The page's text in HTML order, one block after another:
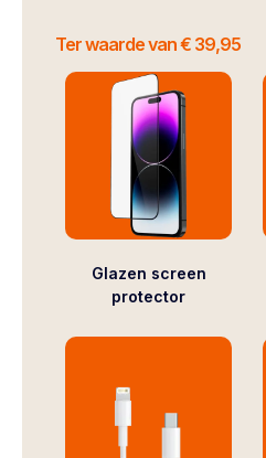
Ter waarde van € 39,95
Glazen screen
protector